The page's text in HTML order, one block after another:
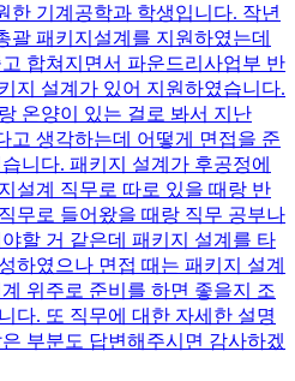
한 기계공학과 학생입니다. 작년
괄 패키지설계를 지원하였는데
합쳐지면서 파운드리사업부 반
지 설계가 있어 지원하였습니다.
온양이 있는 걸로 봐서 지난
고 생각하는데 어떻게 면접을 준
니다. 패키지 설계가 후공정에
설계 직무로 따로 있을 때랑 반
무로 들어왔을 때랑 직무 공부나
할 거 같은데 패키지 설계를 타
하였으나 면접 때는 패키지 설계
위주로 준비를 하면 좋을지 조
다. 또 직무에 대한 자세한 설명
부분도 답변해주시면 감사하겠